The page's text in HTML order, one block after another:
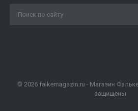
© 2026 falkemagazin.ru - Магазин
защищены